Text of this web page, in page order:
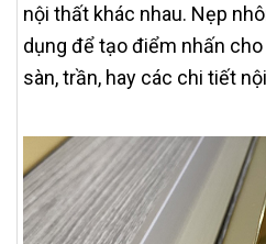
nội thất khác nhau. Nẹp
dụng để tạo điểm nhấn
sàn, trần, hay các chi tiết